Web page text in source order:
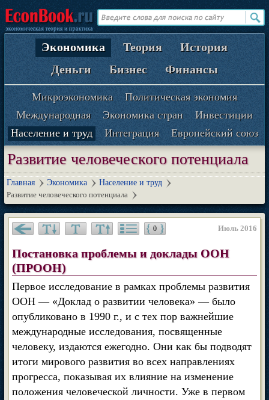
Экономика Теория
История
Деньги
Бизнес Финансы
Микроэкономика
Политическая экономия
Международная
Экономика стран
Инвестиции
Население и труд
Интеграция Европейский союз
Развитие человеческого потенциала
Главная Экономика
Население и труд
Развитие человеческого потенциала
0 Июль 2016
Постановка проблемы и доклады ООН
(ПРООН)
Первое исследование в рамках проблемы развития
ООН — «Доклад о развитии человека» — было
опубликовано в 1990 г., и с тех пор важнейшие
международные исследования, посвященные
человеку, издаются ежегодно. Они как бы подводят
итоги мирового развития во всех направлениях
прогресса, показывая их влияние на изменение
положения человеческой личности. Уже в первом